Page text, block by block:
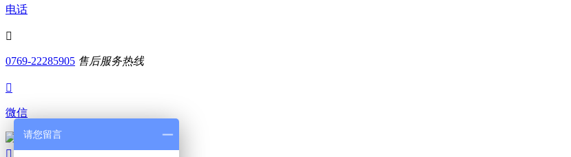
电话

0769-22285905 售后服务热线

微信
 顶部
请您留言